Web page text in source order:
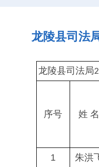
龙陵县司法
龙陵县司法局
序号 姓 名
1
朱洪